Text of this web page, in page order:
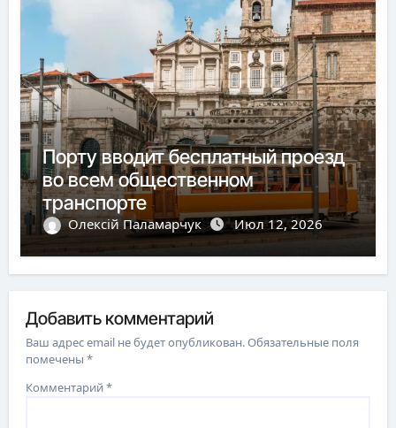
Порту вводит бесплатный проезд
во всем общественном
транспорте
Олексій Паламарчук Июл 12, 2026
Добавить комментарий
Ваш адрес email не будет опубликован.Обязательные поля
помечены*
Комментарий*